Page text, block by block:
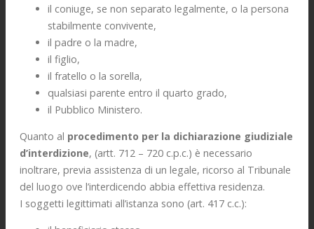
il coniuge, se non separato legalmente, o la persona
stabilmente convivente,
il padre o la madre,
il figlio,
il fratello o la sorella,
qualsiasi parente entro il quarto grado,
il Pubblico Ministero.
Quanto al procedimento per la dichiarazione giudiziale
d’interdizione, (artt. 712 – 720 c.p.c.) è necessario
inoltrare, previa assistenza di un legale, ricorso al Tribunale
del luogo ove l’interdicendo abbia effettiva residenza.
I soggetti legittimati all’istanza sono (art. 417 c.c.):